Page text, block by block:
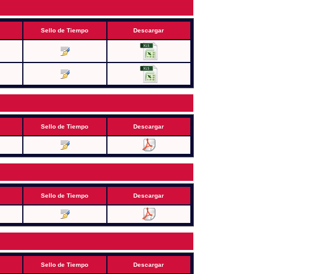
Sello de Tiempo Descargar
Sello de Tiempo Descargar
Sello de Tiempo Descargar
Sello de Tiempo Descargar